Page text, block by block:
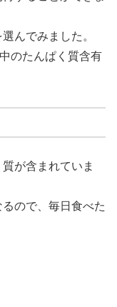
んでみました。
のたんぱく質含有
が含まれていま
ので、毎日食べた